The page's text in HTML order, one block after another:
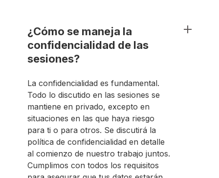
¿Cómo se maneja la
confidencialidad de las
sesiones?
La confidencialidad es fundamental.
Todo lo discutido en las sesiones se
mantiene en privado, excepto en
situaciones en las que haya riesgo
para ti o para otros. Se discutirá la
política de confidencialidad en detalle
al comienzo de nuestro trabajo juntos.
Cumplimos con todos los requisitos